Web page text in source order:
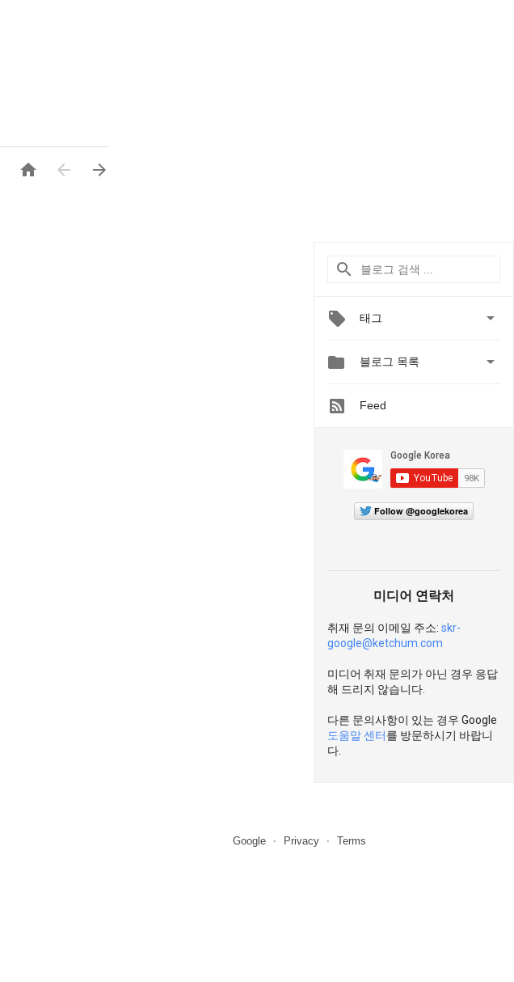
  
태그 
 블로그 목록 
Feed
Follow @googlekorea
미디어 연락처
취재 문의 이메일 주소: skr-
google@ketchum.com
미디어 취재 문의가 아닌 경우 응답
해 드리지 않습니다.
다른 문의사항이 있는 경우 Google
도움말 센터를 방문하시기 바랍니
다.
Google Privacy Terms